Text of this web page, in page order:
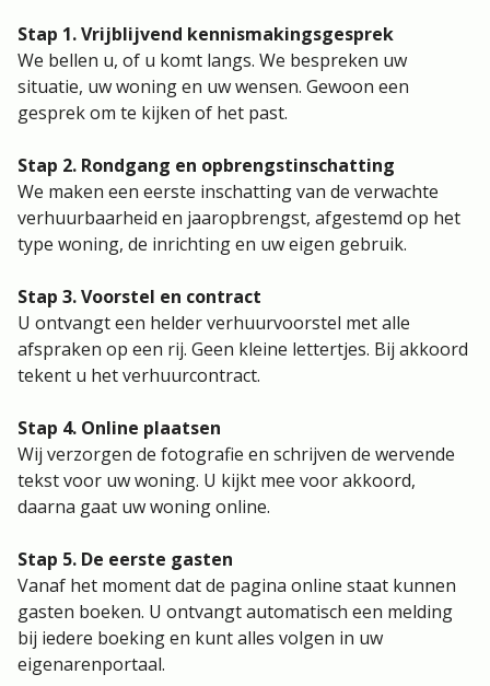
Stap 1. Vrijblijvend kennismakingsgesprek
We bellen u, of u komt langs. We bespreken uw
situatie, uw woning en uw wensen. Gewoon een
gesprek om te kijken of het past.
Stap 2. Rondgang en opbrengstinschatting
We maken een eerste inschatting van de verwachte
verhuurbaarheid en jaaropbrengst, afgestemd op het
type woning, de inrichting en uw eigen gebruik.
Stap 3. Voorstel en contract
U ontvangt een helder verhuurvoorstel met alle
afspraken op een rij. Geen kleine lettertjes. Bij akkoord
tekent u het verhuurcontract.
Stap 4. Online plaatsen
Wij verzorgen de fotografie en schrijven de wervende
tekst voor uw woning. U kijkt mee voor akkoord,
daarna gaat uw woning online.
Stap 5. De eerste gasten
Vanaf het moment dat de pagina online staat kunnen
gasten boeken. U ontvangt automatisch een melding
bij iedere boeking en kunt alles volgen in uw
eigenarenportaal.